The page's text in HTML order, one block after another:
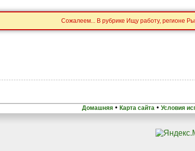
Сожалеем... В рубрике Ищу работу, регионе
Домашняя • Карта сайта • Условия